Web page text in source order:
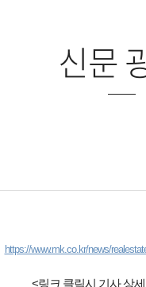
신문
https://www.mk.co.kr/news/
<링크 클릭시 기사 상